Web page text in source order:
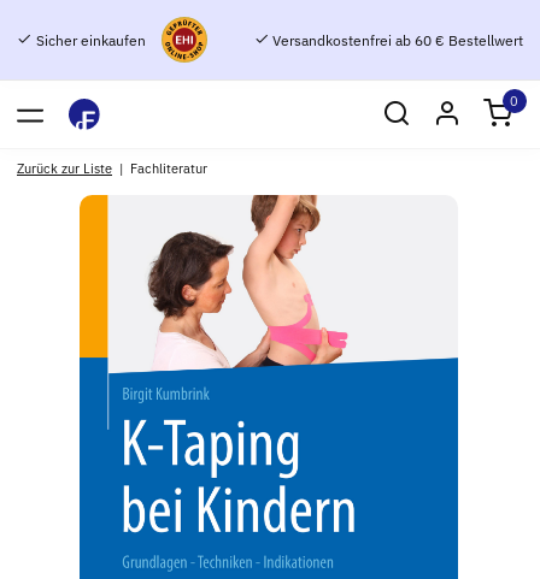
Sicher einkaufen Versandkostenfrei ab 60 € Bestellwert
0
Zurück zur Liste Fachliteratur